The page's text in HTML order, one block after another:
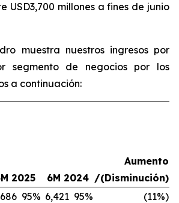
USD3,700 millones a fines de junio
muestra nuestros ingresos por
segmento de negocios por los
a continuación:
2025 6M 2024
Aumento
/(Disminución)
95% 6,421 95%
(11%)